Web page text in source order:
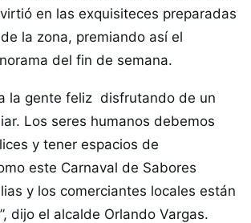
en las exquisiteces preparadas
la zona, premiando así el
del fin de semana.
la gente feliz disfrutando de un
Los seres humanos debemos
y tener espacios de
este Carnaval de Sabores
y los comerciantes locales están
dijo el alcalde Orlando Vargas.